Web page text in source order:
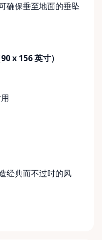
确保垂至地面的垂坠
x 156 英寸）
经典而不过时的风